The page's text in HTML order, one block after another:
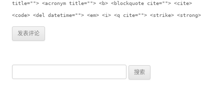
title=""> <acronym title=""> <b> <blockquote cite=""> <cite>
<code> <del datetime=""> <em> <i> <q cite=""> <strike> <strong>